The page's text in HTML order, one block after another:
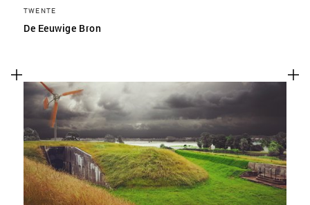
TWENTE
De Eeuwige Bron